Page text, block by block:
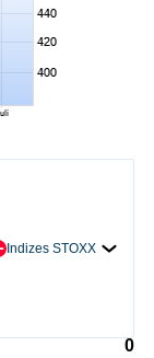
Indizes STOXX- / -
0